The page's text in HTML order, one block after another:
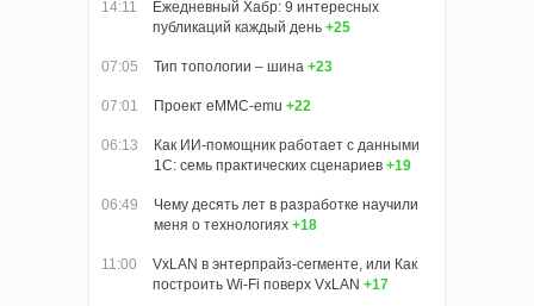
14:11
Ежедневный Хабр: 9 интересных
публикаций каждый день +25
07:05 Тип топологии – шина +23
07:01 Проект eMMC-emu +22
06:13
Как ИИ-помощник работает с данными
1С: семь практических сценариев +19
06:49
Чему десять лет в разработке научили
меня о технологиях +18
11:00
VxLAN в энтерпрайз-сегменте, или Как
построить Wi-Fi поверх VxLAN +17